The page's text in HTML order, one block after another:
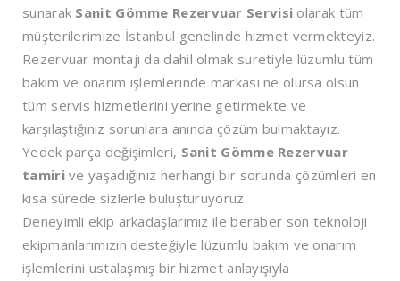
sunarak Sanit Gömme Rezervuar Servisi olarak tüm
müşterilerimize İstanbul genelinde hizmet vermekteyiz.
Rezervuar montajı da dahil olmak suretiyle lüzumlu tüm
bakım ve onarım işlemlerinde markası ne olursa olsun
tüm servis hizmetlerini yerine getirmekte ve
karşılaştığınız sorunlara anında çözüm bulmaktayız.
Yedek parça değişimleri, Sanit Gömme Rezervuar
tamirive yaşadığınız herhangi bir sorunda çözümleri en
kısa sürede sizlerle buluşturuyoruz.
Deneyimli ekip arkadaşlarımız ile beraber son teknoloji
ekipmanlarımızın desteğiyle lüzumlu bakım ve onarım
işlemlerini ustalaşmış bir hizmet anlayışıyla